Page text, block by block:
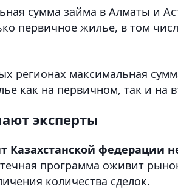
сумма займа в Алматы и
первичное жилье, в том
регионах максимальная
как на первичном, так и на
эксперты
Казахстанской федерации
программа оживит
количества сделок.